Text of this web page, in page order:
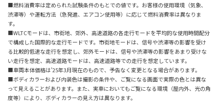
■燃料消費率は定められた試験条件のもとでの値です。お客様の使用環境（気象、
渋滞等）や運転方法（急発進、エアコン使用等）に応じて燃料消費率は異なりま
す。
■WLTCモードは、市街地、郊外、高速道路の各走行モードを平均的な使用時間配分
で構成した国際的な走行モードです。市街地モードは、信号や渋滞等の影響を受け
る比較的低速な走行を想定し、郊外モードは、信号や渋滞等の影響をあまり受けな
い走行を想定、高速道路モードは、高速道路等での走行を想定しています。
■車両本体価格は’25年3月現在のもので、予告なく変更となる場合があります。
■ボディカラーおよび内装色は撮影の条件や、ご覧になる画面で実際の色とは異な
って見えることがあります。また、実車においてもご覧になる環境（屋内外、光の角
度等）により、ボディカラーの見え方は異なります。